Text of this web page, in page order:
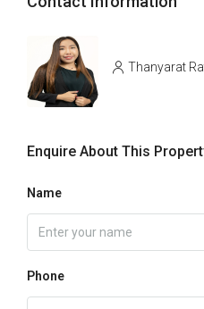
Thanyarat
Enquire About This
Name
Phone